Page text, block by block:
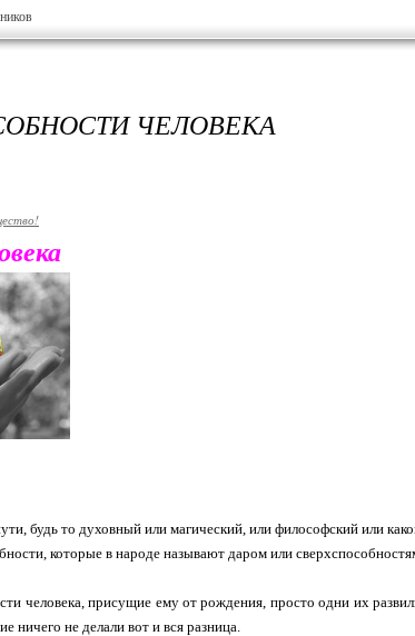
ЧЕЛОВЕКА
будь то духовный или магический, или философский или
которые в народе называют даром или
человека, присущие ему от рождения, просто одни их
ничего не делали вот и вся разница.